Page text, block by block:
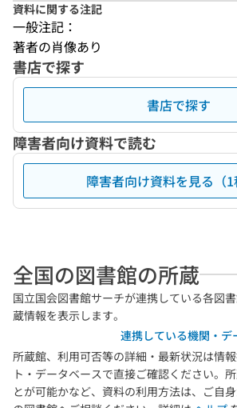
資料に関する注記
一般注記：
著者の肖像あり
書店で探す
書店で探す
障害者向け資料で読む
障害者向け資料を見る（1
全国の図書館の所蔵
国立国会図書館サーチが連携している各図
蔵情報を表示します。
連携している機関・デ
所蔵館、利用可否等の詳細・最新状況は情
ト・データベースで直接ご確認ください。
とが可能かなど、資料の利用方法は、ご自